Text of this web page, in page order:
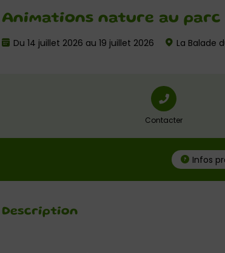
Animations nature au parc
Du 14 juillet 2026 au 19 juillet 2026 La Balade
Contacter
Infos
Description